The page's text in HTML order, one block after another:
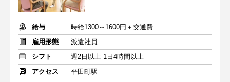
給与
時給1300～1600円＋交通費
雇用形態
派遣社員
シフト
週2日以上 1日4時間以上
アクセス
平田町駅